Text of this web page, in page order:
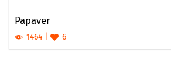
Papaver
1464 6